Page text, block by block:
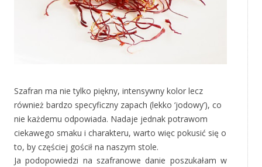
Szafran ma nie tylko piękny, intensywny kolor lecz
również bardzo specyficzny zapach (lekko ‘jodowy’), co
nie każdemu odpowiada. Nadaje jednak potrawom
ciekawego smaku i charakteru, warto więc pokusić się o
to, by częściej gościł na naszym stole.
Ja podopowiedzi na szafranowe danie poszukałam w